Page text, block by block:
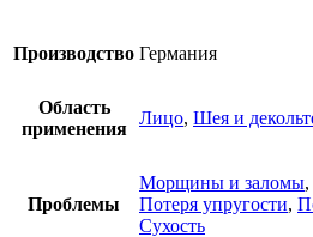
Производство Германия
Область
применения
Лицо, Шея и
Проблемы
Морщины и заломы,
Потеря упругости,
Сухость